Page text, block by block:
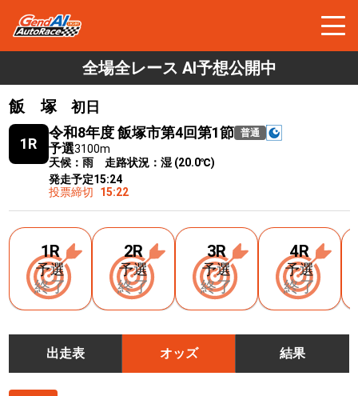
全場全レース AI予想公開中
飯 塚
初日
1R
令和8年度 飯塚市第4回第1節 普通
予選3100m
天候：雨 走路状況：湿 (20.0℃)
発走予定15:24
投票締切
15:22
1R
予選
終了
2R
予選
終了
3R
予選
終了
4R
予選
終了
出走表 オッズ 結果